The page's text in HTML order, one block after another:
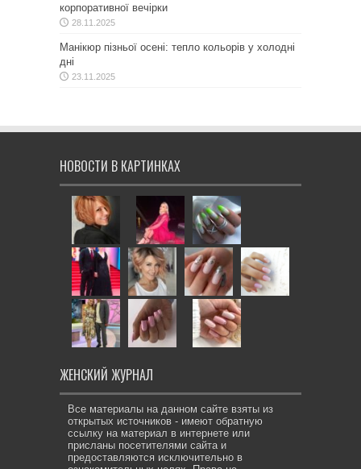
корпоративної вечірки
28.11.2025
Манікюр пізньої осені: тепло кольорів у холодні
дні
23.11.2025
НОВОСТИ В КАРТИНКАХ
ЖЕНСКИЙ ЖУРНАЛ
Все материалы на данном сайте взяты из
открытых источников - имеют обратную
ссылку на материал в интернете или
присланы посетителями сайта и
предоставляются исключительно в